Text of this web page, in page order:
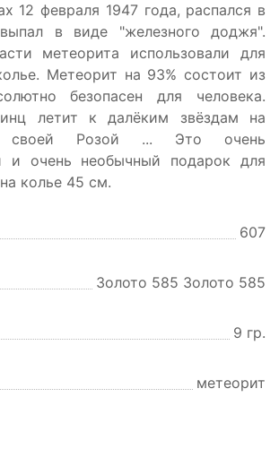
12 февраля 1947 года, распался в
в виде "железного доджя".
метеорита использовали для
Метеорит на 93% состоит из
безопасен для человека.
летит к далёким звёздам на
своей Розой ... Это очень
и очень необычный подарок для
колье 45 см.
607
Золото 585 Золото 585
9 гр.
метеорит